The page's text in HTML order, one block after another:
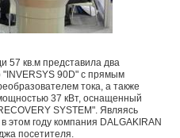
57 кв.м представила два
"INVERSYS 90D" с прямым
тока, а также
37 кВт, оснащенный
SYSTEM". Являясь
этом году компания DALGAKIRAN
посетителя.